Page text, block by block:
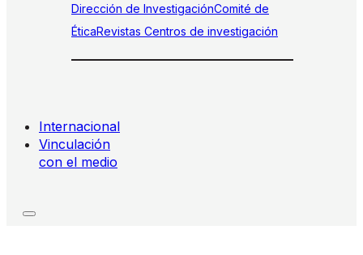
Dirección de InvestigaciónComité de
ÉticaRevistas Centros de investigación
Internacional
Vinculación
con el medio